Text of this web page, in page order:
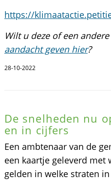
https://
Wilt u deze of een
aandacht geven hier?
28-10-2022
De snelheden nu
en in cijfers
Een ambtenaar van de
een kaartje geleverd met
gelden in welke straten